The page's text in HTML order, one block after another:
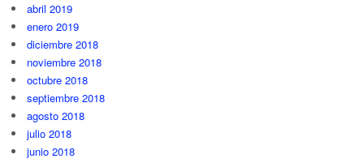
abril 2019
enero 2019
diciembre 2018
noviembre 2018
octubre 2018
septiembre 2018
agosto 2018
julio 2018
junio 2018